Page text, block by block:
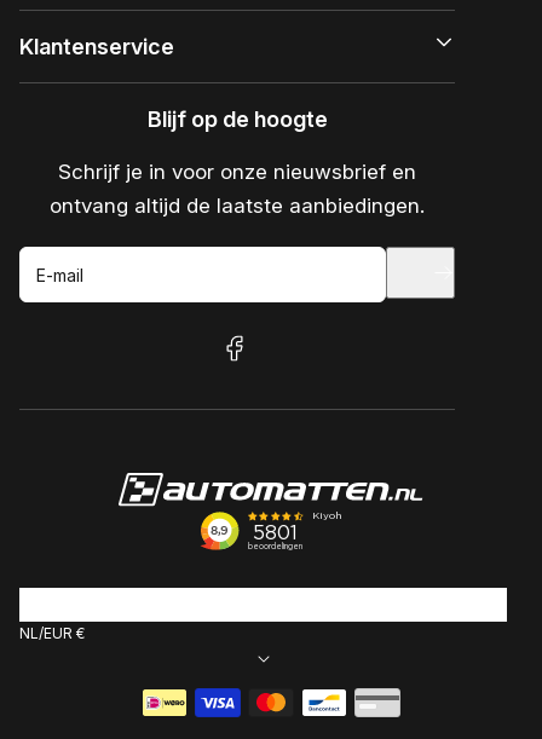
Klantenservice
Blijf op de hoogte
Schrijf je in voor onze nieuwsbrief en
ontvang altijd de laatste aanbiedingen.
E-mail
facebook
NL EUR €
Betaalmethoden